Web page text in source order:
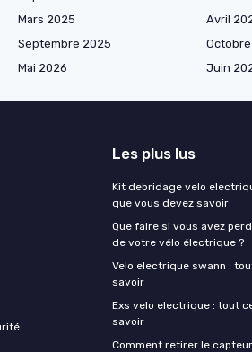
Mars 2025 Avril
Septembre 2025
Mai 2026 Juin
Les plus lus
Kit debridage velo
que vous devez savoir
Que faire si vous avez
de votre vélo électrique ?
Velo electrique swann :
savoir
Exs velo electrique : tout
savoir
Comment retirer le